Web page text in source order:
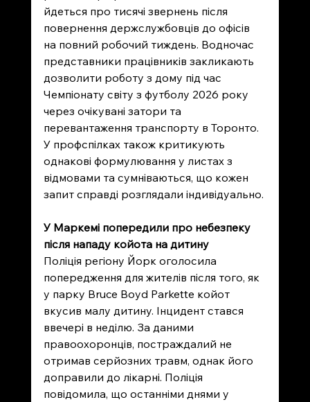
йдеться про тисячі звернень після
повернення держслужбовців до офісів
на повний робочий тиждень. Водночас
представники працівників закликають
дозволити роботу з дому під час
Чемпіонату світу з футболу 2026 року
через очікувані затори та
перевантаження транспорту в Торонто.
У профспілках також критикують
однакові формулювання у листах з
відмовами та сумніваються, що кожен
запит справді розглядали індивідуально.
У Маркемі попередили про небезпеку
після нападу койота на дитину
Поліція регіону Йорк оголосила
попередження для жителів після того, як
у парку Bruce Boyd Parkette койот
вкусив малу дитину. Інцидент стався
ввечері в неділю. За даними
правоохоронців, постраждалий не
отримав серйозних травм, однак його
доправили до лікарні. Поліція
повідомила, що останніми днями у